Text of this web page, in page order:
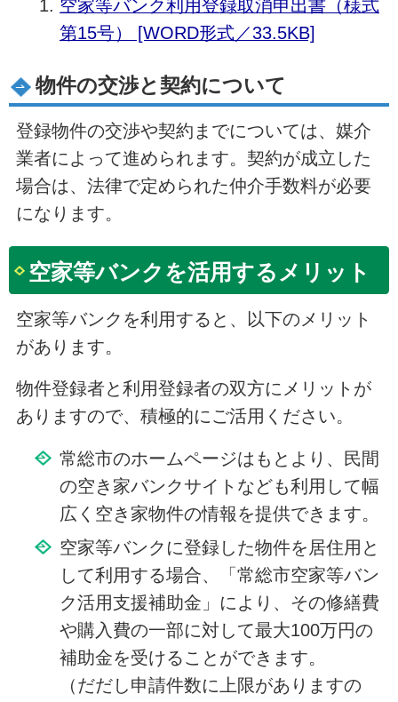
空家等バンク利用登録取消申出書（様式
第15号） [WORD形式／33.5KB]
物件の交渉と契約について
登録物件の交渉や契約までについては、媒介
業者によって進められます。契約が成立した
場合は、法律で定められた仲介手数料が必要
になります。
空家等バンクを活用するメリット
空家等バンクを利用すると、以下のメリット
があります。
物件登録者と利用登録者の双方にメリットが
ありますので、積極的にご活用ください。
常総市のホームページはもとより、民間
の空き家バンクサイトなども利用して幅
広く空き家物件の情報を提供できます。
空家等バンクに登録した物件を居住用と
して利用する場合、「常総市空家等バン
ク活用支援補助金」により、その修繕費
や購入費の一部に対して最大100万円の
補助金を受けることができます。
（だだし申請件数に上限がありますの